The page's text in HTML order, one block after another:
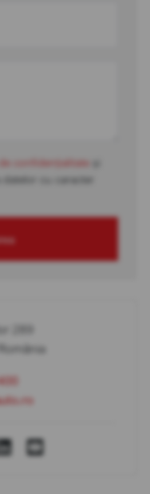
de confidențialitate
cu caracter
289